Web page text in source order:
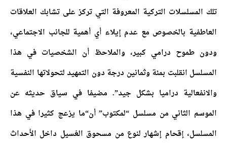
تلك المسلسلات التركية المعروفة التي تركز على تشابك العلاقات
العاطفية بالخصوص مع عدم إيلاء أي أهمية للجانب الاجتماعي،
ودون طموح درامي كبير، والملاحظ أن الشخصيات في هذا
المسلسل انقلبت بمئة وثمانين درجة دون التمهيد لتحولاتها النفسية
والانفعالية دراميا بشكل جيد”. مضيفا في سياق حديثه عن
الموسم الثاني من مسلسل “لمكتوب” أن“ما يزعج كثيرا في هذا
المسلسل، إقحام إشهار لنوع من مسحوق الغسيل داخل الأحداث